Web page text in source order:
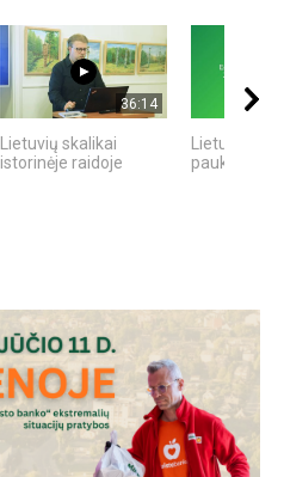
36:14
Lietuvių skalikai
istorinėje raidoje
Lietuvos
paukščiai